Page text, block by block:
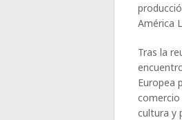
América
Tras la
Europea
cultura y